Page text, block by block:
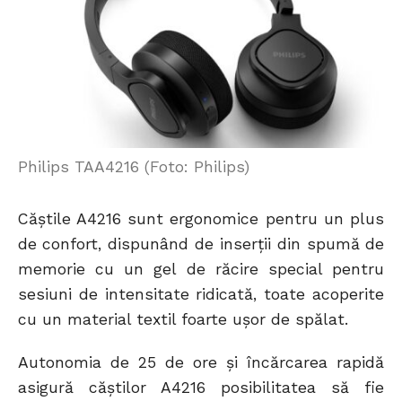
Philips TAA4216 (Foto: Philips)
Căștile A4216 sunt ergonomice pentru un plus
de confort, dispunând de inserții din spumă de
memorie cu un gel de răcire special pentru
sesiuni de intensitate ridicată, toate acoperite
cu un material textil foarte ușor de spălat.
Autonomia de 25 de ore și încărcarea rapidă
asigură căștilor A4216 posibilitatea să fie